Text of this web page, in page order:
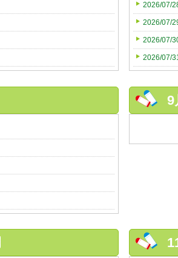
2026/07/
2026/07/
2026/07/
2026/07/31
9